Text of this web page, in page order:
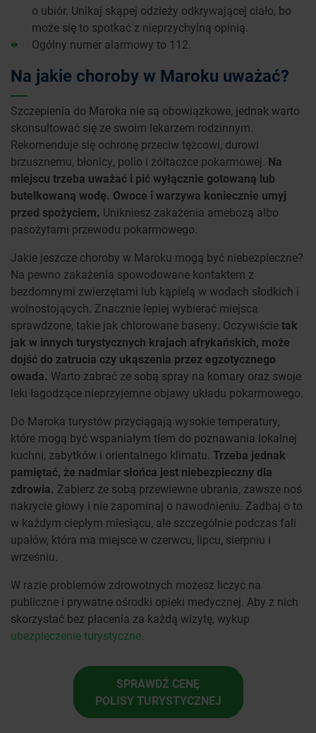
o ubiór. Unikaj skąpej odzieży odkrywającej ciało, bo
może się to spotkać z nieprzychylną opinią.
Ogólny numer alarmowy to 112.
Na jakie choroby w Maroku uważać?
Szczepienia do Maroka nie są obowiązkowe, jednak warto
skonsultować się ze swoim lekarzem rodzinnym.
Rekomenduje się ochronę przeciw tężcowi, durowi
brzusznemu, błonicy, polio i żółtaczce pokarmowej. Na
miejscu trzeba uważać i pić wyłącznie gotowaną lub
butelkowaną wodę. Owoce i warzywa koniecznie umyj
przed spożyciem. Unikniesz zakażenia amebozą albo
pasożytami przewodu pokarmowego.
Jakie jeszcze choroby w Maroku mogą być niebezpieczne?
Na pewno zakażenia spowodowane kontaktem z
bezdomnymi zwierzętami lub kąpielą w wodach słodkich i
wolnostojących. Znacznie lepiej wybierać miejsca
sprawdzone, takie jak chlorowane baseny. Oczywiścietak
jak w innych turystycznych krajach afrykańskich, może
dojść do zatrucia czy ukąszenia przez egzotycznego
owada. Warto zabrać ze sobą spray na komary oraz swoje
leki łagodzące nieprzyjemne objawy układu pokarmowego.
Do Maroka turystów przyciągają wysokie temperatury,
które mogą być wspaniałym tłem do poznawania lokalnej
kuchni, zabytków i orientalnego klimatu. Trzeba jednak
pamiętać, że nadmiar słońca jest niebezpieczny dla
zdrowia. Zabierz ze sobą przewiewne ubrania, zawsze noś
nakrycie głowy i nie zapominaj o nawodnieniu. Zadbaj o to
w każdym ciepłym miesiącu, ale szczególnie podczas fali
upałów, która ma miejsce w czerwcu, lipcu, sierpniu i
wrześniu.
W razie problemów zdrowotnych możesz liczyć na
publiczne i prywatne ośrodki opieki medycznej. Aby z nich
skorzystać bez płacenia za każdą wizytę, wykup
ubezpieczenie turystyczne.
SPRAWDŹ CENĘ
POLISY TURYSTYCZNEJ